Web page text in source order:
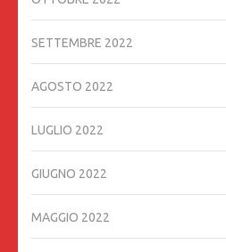
SETTEMBRE 2022
AGOSTO 2022
LUGLIO 2022
GIUGNO 2022
MAGGIO 2022